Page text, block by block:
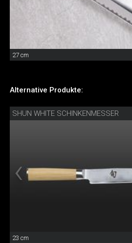
27 cm
Alternative Produkte:
SHUN WHITE SCHINKENMESSER
23 cm